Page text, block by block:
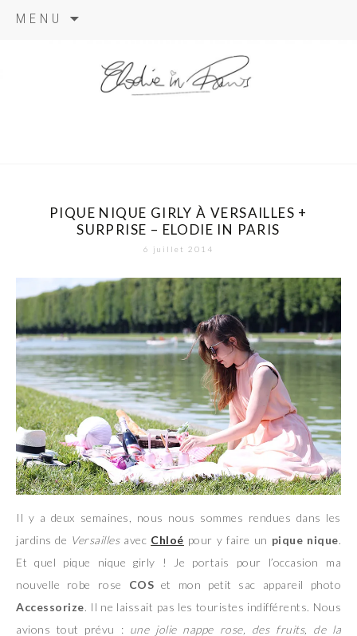
MENU
PIQUE NIQUE GIRLY À VERSAILLES +
SURPRISE – ELODIE IN PARIS
6 juillet 2014
Il y a deux semaines, nous nous sommes rendues dans les
jardins de Versaillesavec Chloé pour y faire un pique nique.
Et quel pique nique girly ! Je portais pour l’occasion ma
nouvelle robe rose COS et mon petit sac appareil photo
Accessorize. Il ne laissait pas les touristes indifférents. Nous
avions tout prévu : une jolie nappe rose, des fruits, de la